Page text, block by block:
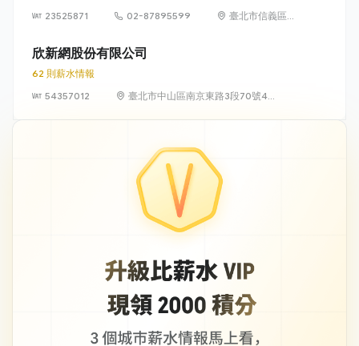
23525871
02-87895599
臺北市信義區松
欣新網股份有限公司
62 則薪水情報
54357012
臺北市中山區南京東路3段70號4